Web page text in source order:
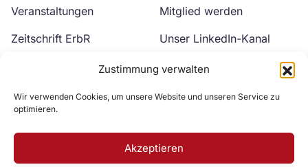
Zustimmung verwalten
Wir verwenden Cookies, um unsere Website und unseren Service zu
optimieren.
Akzeptieren
Veranstaltungen
Zeitschrift ErbR
Mitglied werden
Unser LinkedIn-Kanal
Unser YouTube-Kanal